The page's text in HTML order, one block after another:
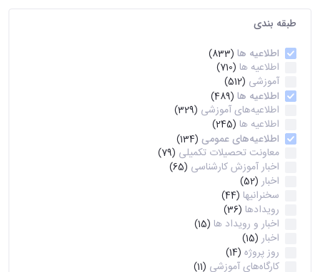
طبقه بندی
اطلاعیه ها (833)
اطلاعیه ها (710)
آموزشی (512)
اطلاعیه ها (489)
اطلاعیه‌های‌ آموزشی (329)
اطلاعیه ها (245)
اطلاعیه‌های عمومی (134)
معاونت تحصیلات تکمیلی (79)
اخبار آموزش کارشناسی (65)
اخبار (52)
سخنرانیها (44)
رویدادها (36)
اخبار و رویداد ها (15)
اخبار (15)
روز پروژه (14)
کارگاه‌های آموزشی (11)